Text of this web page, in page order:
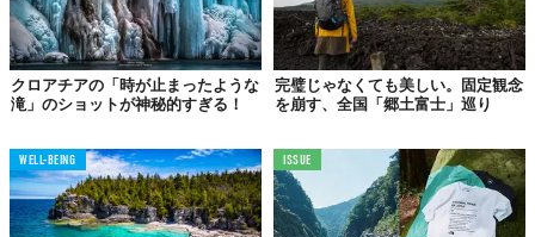
出典：環境省ホームページ
東京都、埼玉県、山梨県、長野県の1都3県にまたがり、首都圏か
ら最も近い国立公園に指定されているのが「秩父多摩甲斐国立公
クロアチアの「時が止まったような
滝」のショットが神秘的すぎる！
完璧じゃなくても美しい。固定観念
を崩す、全国「郷土富士」巡り
WELL-BEING ISSUE